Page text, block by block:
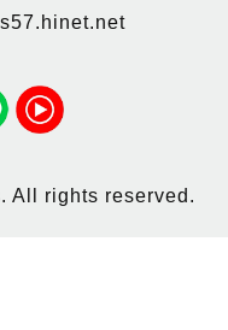
All rights reserved.